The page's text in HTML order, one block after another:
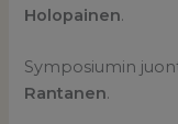
Holopainen.
Symposiumin
Rantanen.